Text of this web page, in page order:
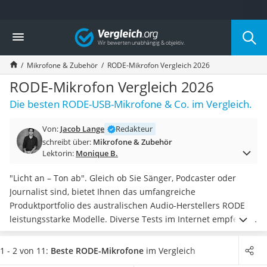
Die beliebtesten Vergleiche nach Kategorie
Elektronik
Powerstation
Monitor 32 Zoll 4K
Fernseher
Drucker
Desktop-PC
Diascanner
Laser-Multifunktionsdrucker
Powerstation mit Solarpanel
Gaming-PC
Soundbar
17-Zoll-Laptop
Satellitenschüssel
Gaming-Headset
Vergleich
Mikrofone & Zubehör RODE-Mikrofon Vergleich 2026
RODE-Mikrofon Vergleich 2026
Die besten RODE-USB-Mikrofone & Co. im Vergleich.
Von: Jacob Lange
Redakteur
schreibt über: Mikrofone & Zubehör
Lektorin: Monique B.
"Licht an – Ton ab". Gleich ob Sie Sänger, Podcaster oder
Journalist sind, bietet Ihnen das umfangreiche
Produktportfolio des australischen Audio-Herstellers RODE
leistungsstarke Modelle. Diverse Tests im Internet empfehlen
beispielsweiseKondensatormikrofoneals optimale Heim-
sowie Studiogeräte, während Sie mit einemRichtmikrofon
1 - 2 von 11: Beste RODE-Mikrofone im Vergleich